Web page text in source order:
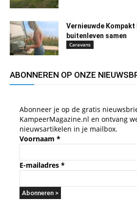
Vernieuwde
buitenleven samen
Caravans
ABONNEREN OP ONZE
Abonneer je op de gratis
KampeerMagazine.nl en ontvang
nieuwsartikelen in je mailbox.
Voornaam *
E-mailadres *